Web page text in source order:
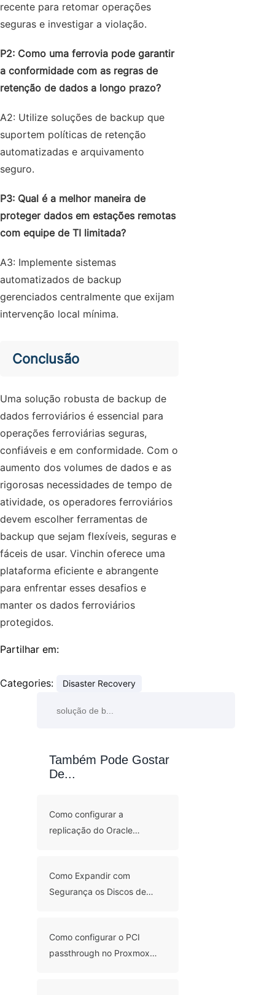
recente para retomar operações
seguras e investigar a violação.
P2: Como uma ferrovia pode garantir
a conformidade com as regras de
retenção de dados a longo prazo?
A2: Utilize soluções de backup que
suportem políticas de retenção
automatizadas e arquivamento
seguro.
P3: Qual é a melhor maneira de
proteger dados em estações remotas
com equipe de TI limitada?
A3: Implemente sistemas
automatizados de backup
gerenciados centralmente que exijam
intervenção local mínima.
Conclusão
Uma solução robusta de backup de
dados ferroviários é essencial para
operações ferroviárias seguras,
confiáveis e em conformidade. Com o
aumento dos volumes de dados e as
rigorosas necessidades de tempo de
atividade, os operadores ferroviários
devem escolher ferramentas de
backup que sejam flexíveis, seguras e
fáceis de usar. Vinchin oferece uma
plataforma eficiente e abrangente
para enfrentar esses desafios e
manter os dados ferroviários
protegidos.
Partilhar em:
Categories: Disaster Recovery
Também Pode Gostar
De...
Como configurar a
replicação do Oracle
Como Expandir com
Segurança os Discos de
Como configurar o PCI
passthrough no Proxmox